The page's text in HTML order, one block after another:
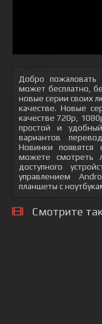
Добро
может бесплатно,
новые серии своих
качестве. Новые
качестве 720p,
простой и
вариантов
Новинки появятся
можете смотреть
доступного
управлением
планшеты с
Смотрите